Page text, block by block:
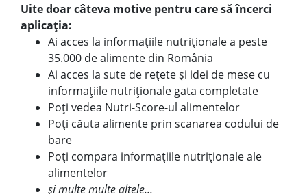
Uite doar câteva motive pentru care să încerci
aplicația:
Ai acces la informațiile nutriționale a peste
35.000 de alimente din România
Ai acces la sute de rețete și idei de mese cu
informațiile nutriționale gata completate
Poți vedea Nutri-Score-ul alimentelor
Poți căuta alimente prin scanarea codului de
bare
Poți compara informațiile nutriționale ale
alimentelor
și multe multe altele...